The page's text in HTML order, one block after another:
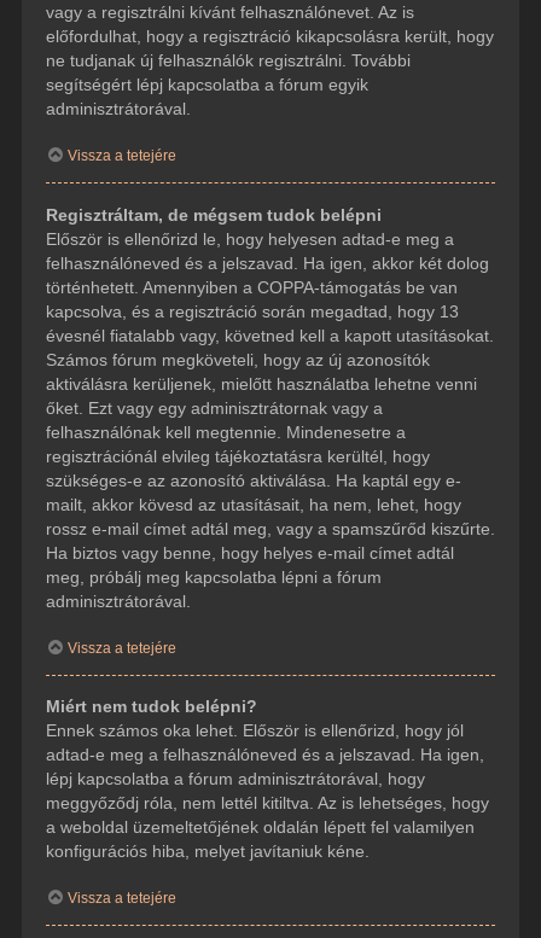
vagy a regisztrálni kívánt felhasználónevet. Az is
előfordulhat, hogy a regisztráció kikapcsolásra került, hogy
ne tudjanak új felhasználók regisztrálni. További
segítségért lépj kapcsolatba a fórum egyik
adminisztrátorával.
Vissza a tetejére
Regisztráltam, de mégsem tudok belépni
Először is ellenőrizd le, hogy helyesen adtad-e meg a
felhasználóneved és a jelszavad. Ha igen, akkor két dolog
történhetett. Amennyiben a COPPA-támogatás be van
kapcsolva, és a regisztráció során megadtad, hogy 13
évesnél fiatalabb vagy, követned kell a kapott utasításokat.
Számos fórum megköveteli, hogy az új azonosítók
aktiválásra kerüljenek, mielőtt használatba lehetne venni
őket. Ezt vagy egy adminisztrátornak vagy a
felhasználónak kell megtennie. Mindenesetre a
regisztrációnál elvileg tájékoztatásra kerültél, hogy
szükséges-e az azonosító aktiválása. Ha kaptál egy e-
mailt, akkor kövesd az utasításait, ha nem, lehet, hogy
rossz e-mail címet adtál meg, vagy a spamszűrőd kiszűrte.
Ha biztos vagy benne, hogy helyes e-mail címet adtál
meg, próbálj meg kapcsolatba lépni a fórum
adminisztrátorával.
Vissza a tetejére
Miért nem tudok belépni?
Ennek számos oka lehet. Először is ellenőrizd, hogy jól
adtad-e meg a felhasználóneved és a jelszavad. Ha igen,
lépj kapcsolatba a fórum adminisztrátorával, hogy
meggyőződj róla, nem lettél kitiltva. Az is lehetséges, hogy
a weboldal üzemeltetőjének oldalán lépett fel valamilyen
konfigurációs hiba, melyet javítaniuk kéne.
Vissza a tetejére